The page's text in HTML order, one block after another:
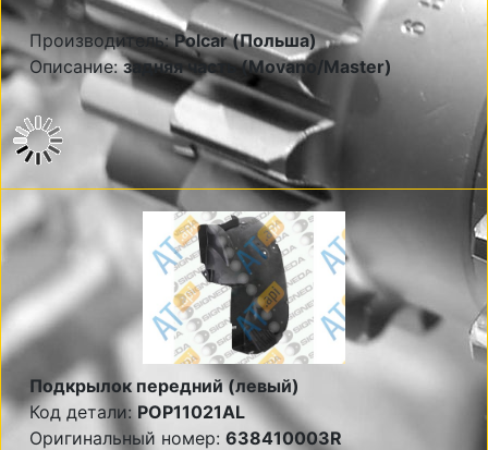
Производитель:Polcar (Польша)
Описание:задняя часть (Movano/Master)
Подкрылок передний (левый)
Код детали:POP11021AL
Оригинальный номер: 638410003R